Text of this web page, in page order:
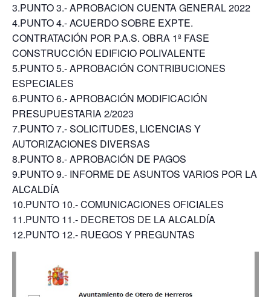
3.PUNTO 3.- APROBACION CUENTA GENERAL 2022
4.PUNTO 4.- ACUERDO SOBRE EXPTE.
CONTRATACIÓN POR P.A.S. OBRA 1ª FASE
CONSTRUCCIÓN EDIFICIO POLIVALENTE
5.PUNTO 5.- APROBACIÓN CONTRIBUCIONES
ESPECIALES
6.PUNTO 6.- APROBACIÓN MODIFICACIÓN
PRESUPUESTARIA 2/2023
7.PUNTO 7.- SOLICITUDES, LICENCIAS Y
AUTORIZACIONES DIVERSAS
8.PUNTO 8.- APROBACIÓN DE PAGOS
9.PUNTO 9.- INFORME DE ASUNTOS VARIOS POR LA
ALCALDÍA
10.PUNTO 10.- COMUNICACIONES OFICIALES
11.PUNTO 11.- DECRETOS DE LA ALCALDÍA
12.PUNTO 12.- RUEGOS Y PREGUNTAS